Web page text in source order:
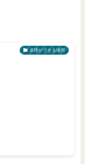
卓球ができる場所